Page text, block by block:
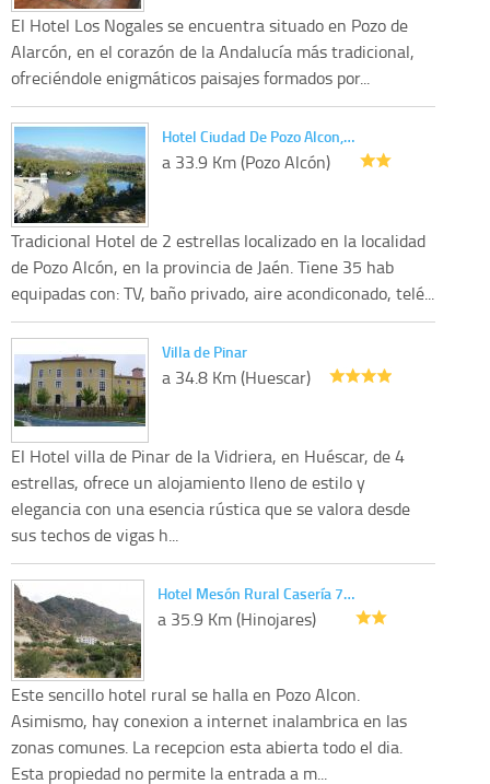
El Hotel Los Nogales se encuentra situado en Pozo de
Alarcón, en el corazón de la Andalucía más tradicional,
ofreciéndole enigmáticos paisajes formados por...
Hotel Ciudad De Pozo Alcon,…
a 33.9 Km (Pozo Alcón)
Tradicional Hotel de 2 estrellas localizado en la localidad
de Pozo Alcón, en la provincia de Jaén. Tiene 35 hab
equipadas con: TV, baño privado, aire acondiconado, telé...
Villa de Pinar
a 34.8 Km (Huescar)
El Hotel villa de Pinar de la Vidriera, en Huéscar, de 4
estrellas, ofrece un alojamiento lleno de estilo y
elegancia con una esencia rústica que se valora desde
sus techos de vigas h...
Hotel Mesón Rural Casería 7…
a 35.9 Km (Hinojares)
Este sencillo hotel rural se halla en Pozo Alcon.
Asimismo, hay conexion a internet inalambrica en las
zonas comunes. La recepcion esta abierta todo el dia.
Esta propiedad no permite la entrada a m...